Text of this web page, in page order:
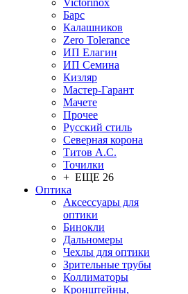
Victorinox
Барс
Калашников
Zero Tolerance
ИП Елагин
ИП Семина
Кизляр
Мастер-Гарант
Мачете
Прочее
Русский стиль
Северная корона
Титов А.С.
Точилки
+ ЕЩЕ 26
Оптика
Аксессуары для
оптики
Бинокли
Дальномеры
Чехлы для оптики
Зрительные трубы
Коллиматоры
Кронштейны,